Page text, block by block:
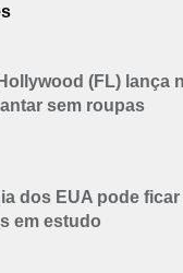
(FL) lança
sem roupas
dos EUA pode
em estudo